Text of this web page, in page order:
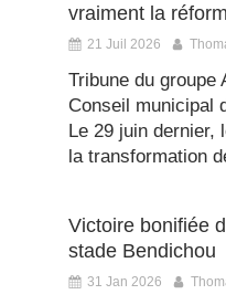
vraiment la
21 Juil 2026
Tribune du
Conseil municipal
Le 29 juin dernier,
la transformation
Victoire bonifiée
stade Bendichou
31 Jan 2026